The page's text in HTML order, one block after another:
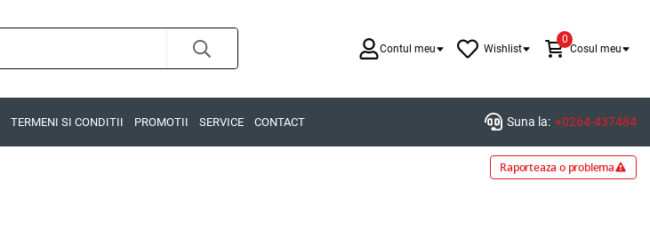
Contul meu Wishlist
0
Cosul meu
TERMENI SI CONDITII PROMOTII SERVICE CONTACT Suna la: +0264-437484
Raporteaza o problema